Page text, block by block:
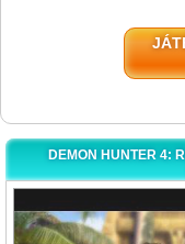
DEMON HUNTER 4: